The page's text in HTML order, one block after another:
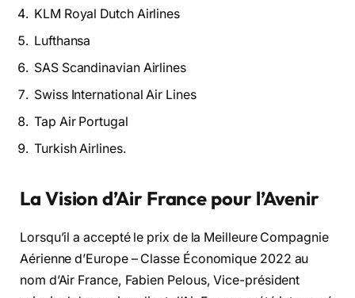
KLM Royal Dutch Airlines
Lufthansa
SAS Scandinavian Airlines
Swiss International Air Lines
Tap Air Portugal
Turkish Airlines.
La Vision d’Air France pour l’Avenir
Lorsqu’il a accepté le prix de la Meilleure Compagnie
Aérienne d’Europe – Classe Économique 2022 au
nom d’Air France, Fabien Pelous, Vice-président